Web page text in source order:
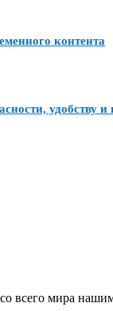
контента
удобству
всего мира